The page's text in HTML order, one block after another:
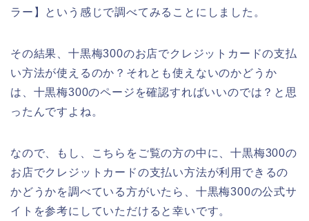
ラー】という感じで調べてみることにしました。
その結果、十黒梅300のお店でクレジットカードの支払
い方法が使えるのか？それとも使えないのかどうか
は、十黒梅300のページを確認すればいいのでは？と思
ったんですよね。
なので、もし、こちらをご覧の方の中に、十黒梅300の
お店でクレジットカードの支払い方法が利用できるの
かどうかを調べている方がいたら、十黒梅300の公式サ
イトを参考にしていただけると幸いです。